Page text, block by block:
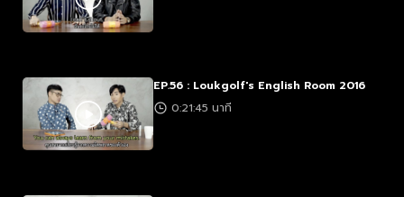
EP.56 : Loukgolf's English Room 2016
0:21:45 นาที